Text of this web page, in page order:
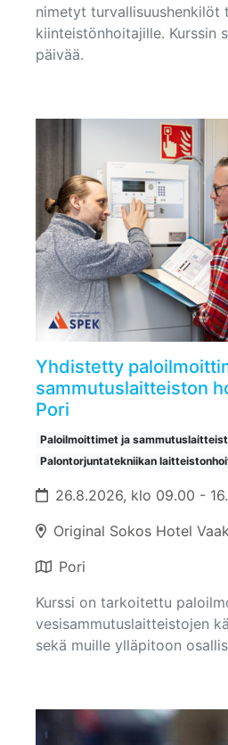
nimetyt turvallisuushenkilöt
kiinteistönhoitajille. Kurssin
päivää.
Yhdistetty
sammutuslaitteiston
Pori
Paloilmoittimet ja
Palontorjuntatekniikan
26.8.2026, klo 09.00 -
Original Sokos Hotel
Pori
Kurssi on tarkoitettu
vesisammutuslaitteistojen
sekä muille ylläpitoon